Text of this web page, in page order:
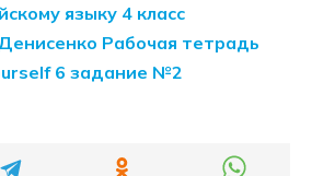
языку 4 класс
Рабочая тетрадь
6 задание №2